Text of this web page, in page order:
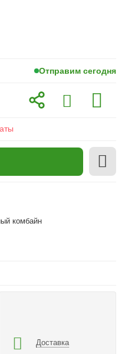
Отправим сегодня
комбайн
Доставка